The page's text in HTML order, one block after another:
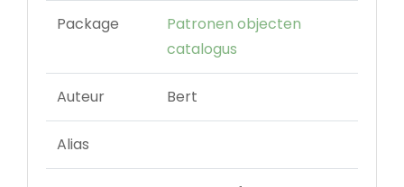
Package
Patronen objecten
catalogus
Auteur Bert
Alias